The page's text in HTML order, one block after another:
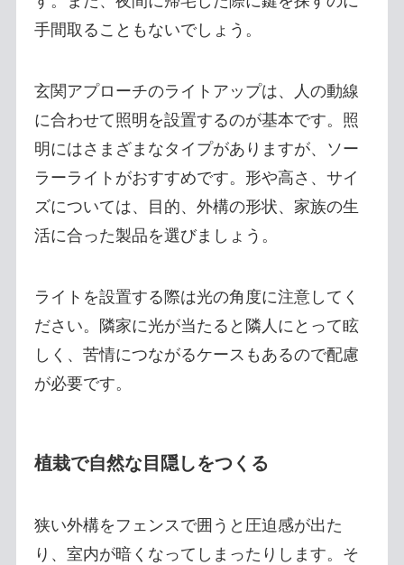
手間取ることもないでしょう。
玄関アプローチのライトアップは、人の動線
に合わせて照明を設置するのが基本です。照
明にはさまざまなタイプがありますが、ソー
ラーライトがおすすめです。形や高さ、サイ
ズについては、目的、外構の形状、家族の生
活に合った製品を選びましょう。
ライトを設置する際は光の角度に注意してく
ださい。隣家に光が当たると隣人にとって眩
しく、苦情につながるケースもあるので配慮
が必要です。
植栽で自然な目隠しをつくる
狭い外構をフェンスで囲うと圧迫感が出た
り、室内が暗くなってしまったりします。そ